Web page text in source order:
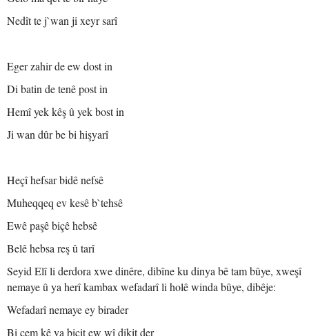
Nedît te j`wan ji xeyr sarî
Eger zahir de ew dost in
Di batin de tenê post in
Hemî yek kêş û yek bost in
Ji wan dûr be bi hişyarî
Heçî hefsar bidê nefsê
Muheqqeq ev kesê b`tehsê
Ewê paşê biçê hebsê
Belê hebsa reş û tarî
Seyid Elî li derdora xwe dinêre, dibîne ku dinya bê tam bûye, xweşî
nemaye û ya herî kambax wefadarî li holê winda bûye, dibêje:
Wefadarî nemaye ey birader
Bi cem kê va biçit ew wî dikit der